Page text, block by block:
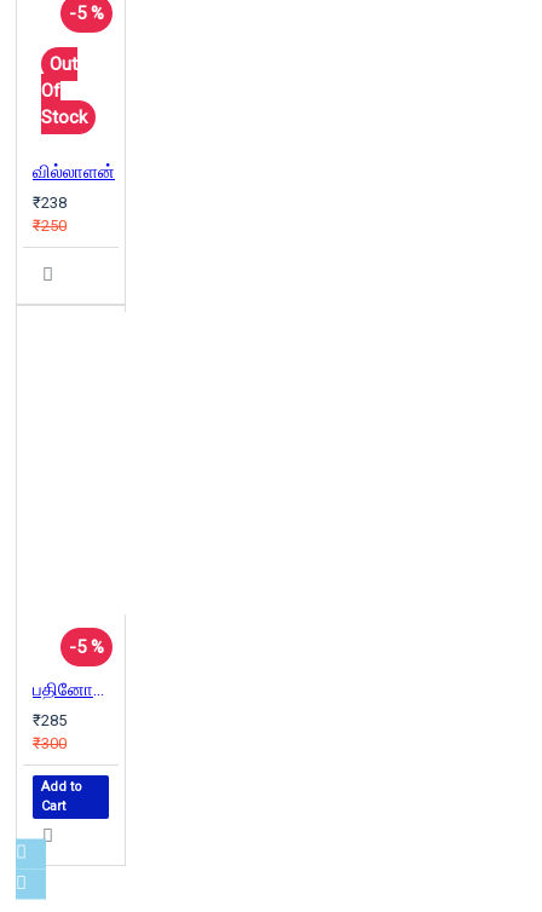
-5 %
Out
Of
Stock
வில்லாளன்
₹238
₹250
-5 %
பதினோரு நிமிடங்கள்
₹285
₹300
Add to
Cart